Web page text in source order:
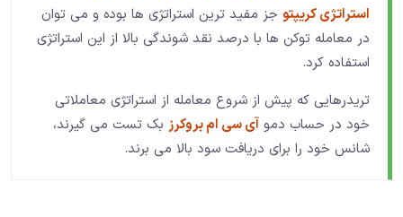
استراتژی کریپتو جز مفید ترین استراتژی ها بوده و می توان
در معامله توکن ها با درصد نقد شوندگی بالا از این استراتژی
استفاده کرد.
تریدرهایی که پیش از شروع معامله از استراتژی معاملاتی
خود در حساب دمو آی سی ام بروکرز بک تست می گیرند،
شانس خود را برای دریافت سود بالا می برند.